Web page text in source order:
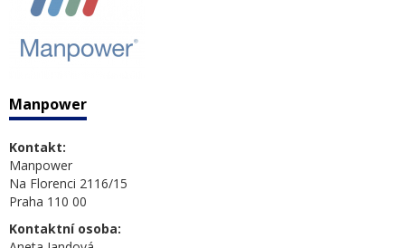
Manpower
Kontakt:
Manpower
Na Florenci 2116/15
Praha 110 00
Kontaktní osoba: